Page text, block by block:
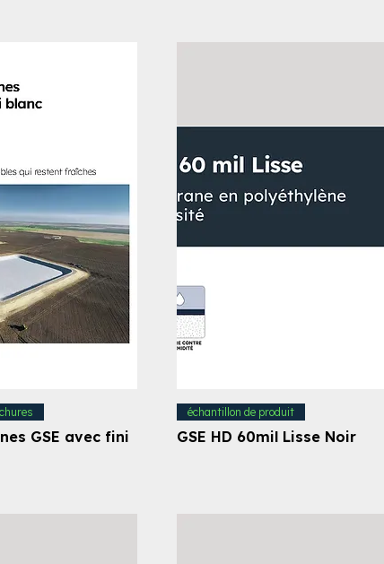
GSE avec fini
échantillon de produit
GSE HD 60mil Lisse Noir